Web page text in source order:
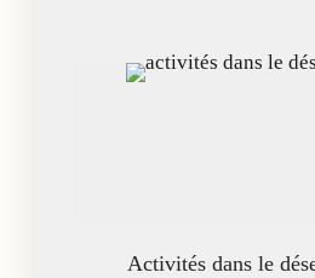
Activités dans le